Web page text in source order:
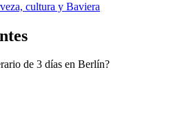
cultura y Baviera
de 3 días en Berlín?